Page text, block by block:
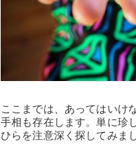
ここまでは、あってはいけ
手相も存在します。単に珍
ひらを注意深く探してみま